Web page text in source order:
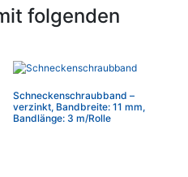
folgenden
Schneckenschraubband –
verzinkt, Bandbreite: 11 mm,
Bandlänge: 3 m/Rolle